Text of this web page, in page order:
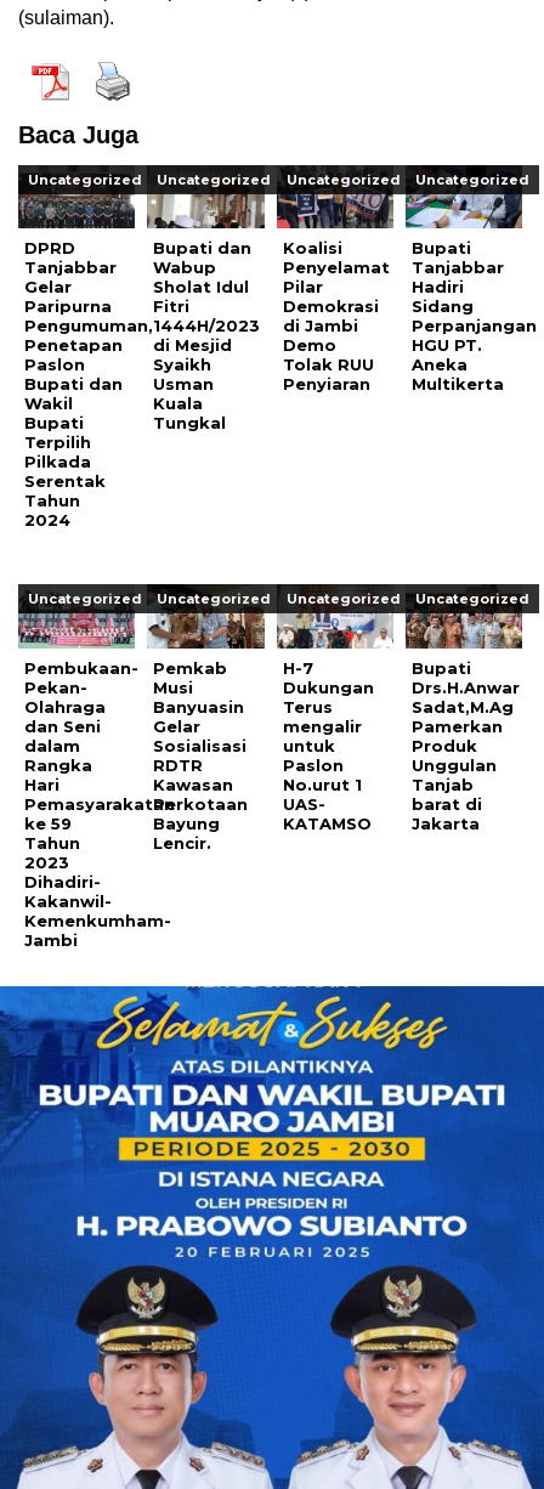
(sulaiman).
Baca Juga
Uncategorized
DPRD
Tanjabbar
Gelar
Paripurna
Pengumuman,
Penetapan
Paslon
Bupati dan
Wakil
Bupati
Terpilih
Pilkada
Serentak
Tahun
2024
Uncategorized
Bupati dan
Wabup
Sholat Idul
Fitri
1444H/2023
di Mesjid
Syaikh
Usman
Kuala
Tungkal
Uncategorized
Koalisi
Penyelamat
Pilar
Demokrasi
di Jambi
Demo
Tolak RUU
Penyiaran
Uncategorized
Bupati
Tanjabbar
Hadiri
Sidang
Perpanjangan
HGU PT.
Aneka
Multikerta
Uncategorized
Pembukaan-
Pekan-
Olahraga
dan Seni
dalam
Rangka
Hari
Pemasyarakatan
ke 59
Tahun
2023
Dihadiri-
Kakanwil-
Kemenkumham-
Jambi
Uncategorized
Pemkab
Musi
Banyuasin
Gelar
Sosialisasi
RDTR
Kawasan
Perkotaan
Bayung
Lencir.
Uncategorized
H-7
Dukungan
Terus
mengalir
untuk
Paslon
No.urut 1
UAS-
KATAMSO
Uncategorized
Bupati
Drs.H.Anwar
Sadat,M.Ag
Pamerkan
Produk
Unggulan
Tanjab
barat di
Jakarta